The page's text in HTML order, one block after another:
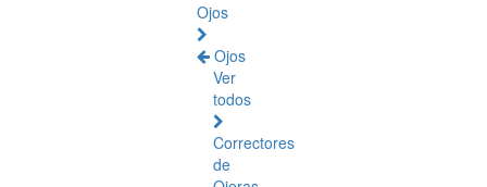
Ojos
Ojos
Ver
todos
Correctores
de